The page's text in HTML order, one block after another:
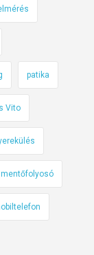
patika
Vito
mentőfolyosó